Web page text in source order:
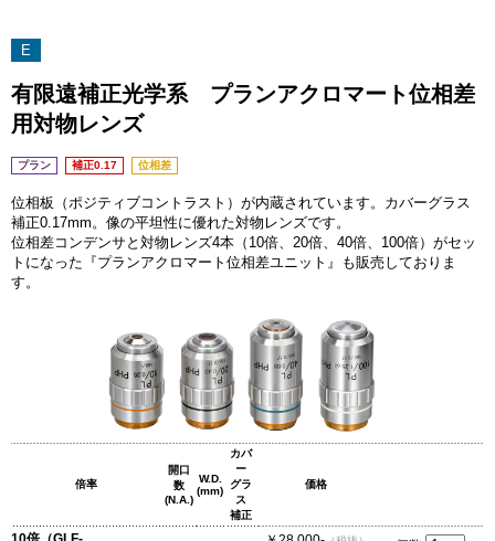
E
有限遠補正光学系 プランアクロマート位相差
用対物レンズ
プラン 補正0.17 位相差
位相板（ポジティブコントラスト）が内蔵されています。カバーグラス
補正0.17mm。像の平坦性に優れた対物レンズです。
位相差コンデンサと対物レンズ4本（10倍、20倍、40倍、100倍）がセッ
トになった『プランアクロマート位相差ユニット』も販売しておりま
す。
倍率
開口
数
(N.A.)
W.D.
(mm)
カバ
ー
グラ
ス
補正
価格